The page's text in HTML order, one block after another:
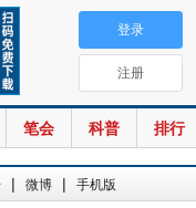
笔会 科普 排行
登录
注册
| 微博 | 手机版